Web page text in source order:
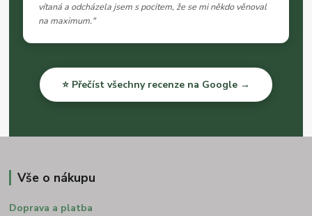
vítaná a odcházela jsem s pocitem, že se mi někdo věnoval
na maximum."
⭐ Přečíst všechny recenze na Google →
Vše o nákupu
Doprava a platba